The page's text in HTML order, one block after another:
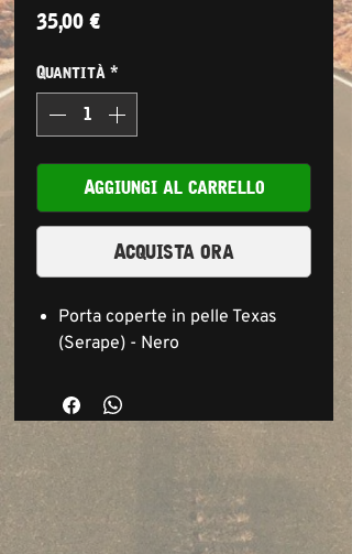
35,00 €Prezzo
Quantità *
Aggiungi al carrello
Acquista ora
Porta coperte in pelle Texas
(Serape) - Nero